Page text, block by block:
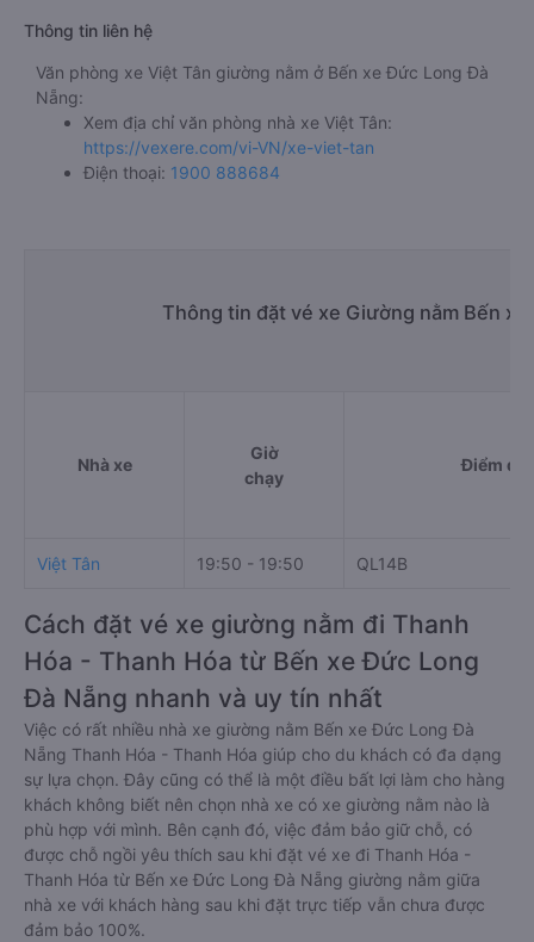
Thông tin liên hệ
Văn phòng xe Việt Tân giường nằm ở Bến xe Đức Long Đà
Nẵng:
Xem địa chỉ văn phòng nhà xe Việt Tân:
https://vexere.com/vi-VN/xe-viet-tan
Điện thoại: 1900 888684
Thông tin đặt vé xe Giường nằm Bến
Nhà xe
Giờ
chạy
Điểm đi
Việt Tân 19:50 - 19:50 QL14B
Cách đặt vé xe giường nằm đi Thanh
Hóa - Thanh Hóa từ Bến xe Đức Long
Đà Nẵng nhanh và uy tín nhất
Việc có rất nhiều nhà xe giường nằm Bến xe Đức Long Đà
Nẵng Thanh Hóa - Thanh Hóa giúp cho du khách có đa dạng
sự lựa chọn. Đây cũng có thể là một điều bất lợi làm cho hàng
khách không biết nên chọn nhà xe có xe giường nằm nào là
phù hợp với mình. Bên cạnh đó, việc đảm bảo giữ chỗ, có
được chỗ ngồi yêu thích sau khi đặt vé xe đi Thanh Hóa -
Thanh Hóa từ Bến xe Đức Long Đà Nẵng giường nằm giữa
nhà xe với khách hàng sau khi đặt trực tiếp vẫn chưa được
đảm bảo 100%.